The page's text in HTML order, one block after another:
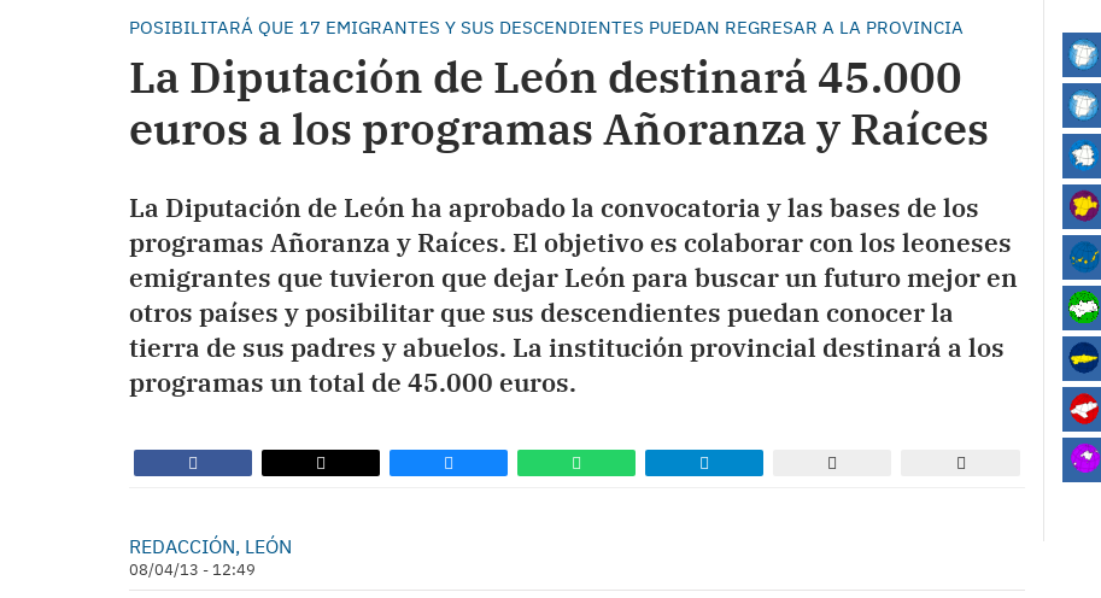
POSIBILITARÁ QUE 17 EMIGRANTES Y SUS DESCENDIENTES PUEDAN REGRESAR A LA PROVINCIA
La Diputación de León destinará 45.000
euros a los programas Añoranza y Raíces
La Diputación de León ha aprobado la convocatoria y las bases de los
programas Añoranza y Raíces. El objetivo es colaborar con los leoneses
emigrantes que tuvieron que dejar León para buscar un futuro mejor en
otros países y posibilitar que sus descendientes puedan conocer la
tierra de sus padres y abuelos. La institución provincial destinará a los
programas un total de 45.000 euros.
REDACCIÓN, LEÓN
08/04/13 - 12:49